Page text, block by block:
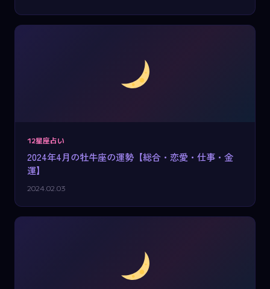
12星座占い
2024年4月の牡牛座の運勢【総合・恋愛・仕事・金
運】
2024.02.03